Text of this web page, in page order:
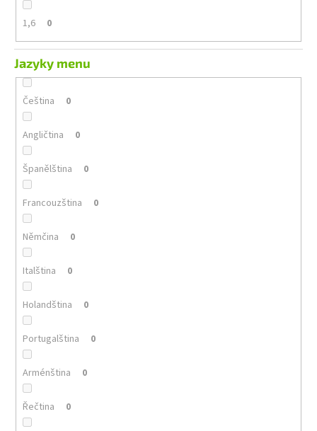
1,6 0
Jazyky menu
Čeština 0
Angličtina 0
Španělština 0
Francouzština 0
Němčina 0
Italština 0
Holandština 0
Portugalština 0
Arménština 0
Řečtina 0